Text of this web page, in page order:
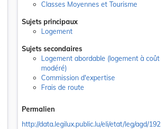
Classes Moyennes et Tourisme
Sujets principaux
Logement
Sujets secondaires
Logement abordable (logement à coût
modéré)
Commission d'expertise
Frais de route
Permalien
http://data.legilux.public.lu/eli/etat/leg/agd/192